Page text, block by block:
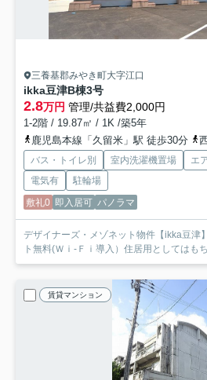
三養基郡みやき町大字江口
ikka豆津B棟3号
2.8万円 管理/共益費2,000円
1-2階 / 19.87㎡ / 1K /築5年
鹿児島本線「久留米」駅 徒歩30分
バス・トイレ別 室内洗濯機置場 エ
電気有
駐輪場
敷礼0 即入居可 パノラマ
デザイナーズ・メゾネット物件【ikka豆津
ト無料(Ｗｉ-Ｆｉ導入）住居用としてはも
賃貸マンション